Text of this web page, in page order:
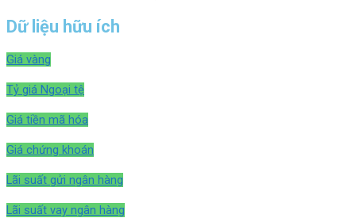
Dữ liệu hữu ích
Giá vàng
Tỷ giá Ngoại tệ
Giá tiền mã hóa
Giá chứng khoán
Lãi suất gửi ngân hàng
Lãi suất vay ngân hàng